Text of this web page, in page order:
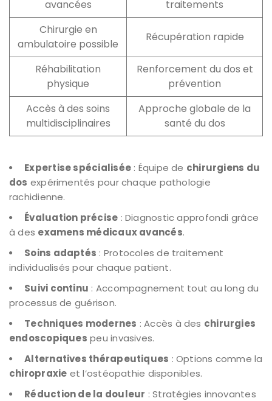
avancées
traitements
Chirurgie en
ambulatoire possible
Récupération rapide
Réhabilitation
physique
Renforcement du dos et
prévention
Accès à des soins
multidisciplinaires
Approche globale de la
santé du dos
Expertise spécialisée: Équipe de chirurgiens du
dos expérimentés pour chaque pathologie
rachidienne.
Évaluation précise : Diagnostic approfondi grâce
à des examens médicaux avancés.
Soins adaptés : Protocoles de traitement
individualisés pour chaque patient.
Suivi continu : Accompagnement tout au long du
processus de guérison.
Techniques modernes : Accès à des chirurgies
endoscopiques peu invasives.
Alternatives thérapeutiques : Options comme la
chiropraxie et l’ostéopathie disponibles.
Réduction de la douleur : Stratégies innovantes